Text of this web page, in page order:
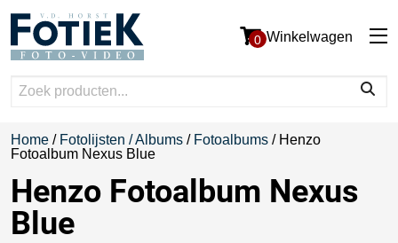
0 Winkelwagen
Home / Fotolijsten / Albums / Fotoalbums / Henzo
Fotoalbum Nexus Blue
Henzo Fotoalbum Nexus
Blue